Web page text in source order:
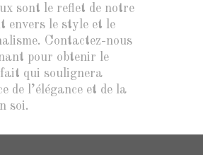
sont le reflet de notre
envers le style et le
Contactez-nous
pour obtenir le
qui soulignera
de l’élégance et de la
soi.